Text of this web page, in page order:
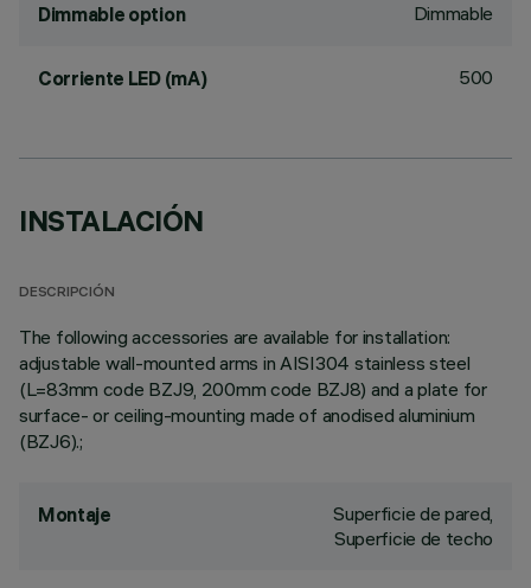
Dimmable option Dimmable
Corriente LED (mA) 500
INSTALACIÓN
DESCRIPCIÓN
The following accessories are available for installation:
adjustable wall-mounted arms in AISI304 stainless steel
(L=83mm code BZJ9, 200mm code BZJ8) and a plate for
surface- or ceiling-mounting made of anodised aluminium
(BZJ6).;
Montaje
Superficie de pared,
Superficie de techo